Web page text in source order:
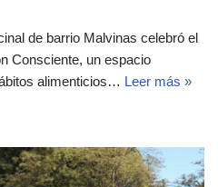
de barrio Malvinas celebró el
Consciente, un espacio
alimenticios… Leer más »